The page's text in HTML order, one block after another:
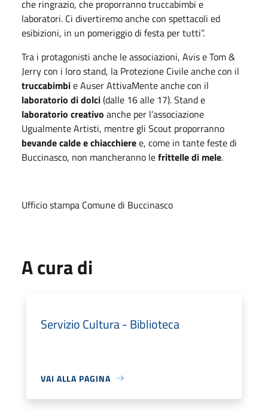
che ringrazio, che proporranno truccabimbi e
laboratori. Ci divertiremo anche con spettacoli ed
esibizioni, in un pomeriggio di festa per tutti”.
Tra i protagonisti anche le associazioni, Avis e Tom &
Jerry con i loro stand, la Protezione Civile anche con il
truccabimbie Auser AttivaMente anche con il
laboratorio di dolci(dalle 16 alle 17). Stand e
laboratorio creativo anche per l’associazione
Ugualmente Artisti, mentre gli Scout proporranno
bevande calde e chiacchieree, come in tante feste di
Buccinasco, non mancheranno lefrittelle di mele.
Ufficio stampa Comune di Buccinasco
A cura di
Servizio Cultura - Biblioteca
VAI ALLA PAGINA